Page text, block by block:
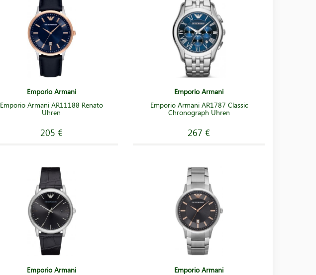
Emporio Armani
Emporio Armani AR11188 Renato
Uhren
205 €
Emporio Armani
Emporio Armani AR1787 Classic
Chronograph Uhren
267 €
Emporio Armani
Emporio Armani